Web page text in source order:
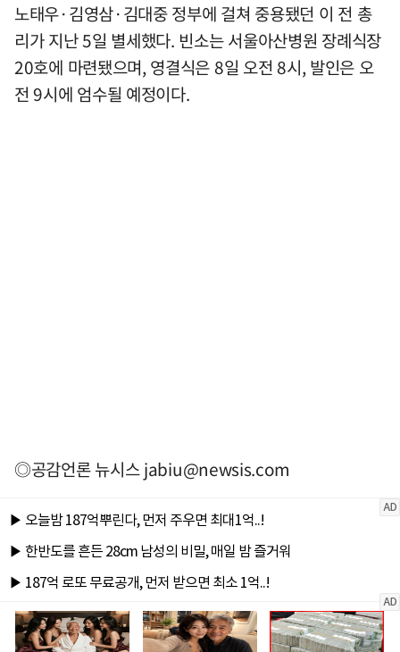
노태우·김영삼·김대중 정부에 걸쳐 중용됐던 이 전 총
리가 지난 5일 별세했다. 빈소는 서울아산병원 장례식장
20호에 마련됐으며, 영결식은 8일 오전 8시, 발인은 오
전 9시에 엄수될 예정이다.
◎공감언론 뉴시스jabiu@newsis.com